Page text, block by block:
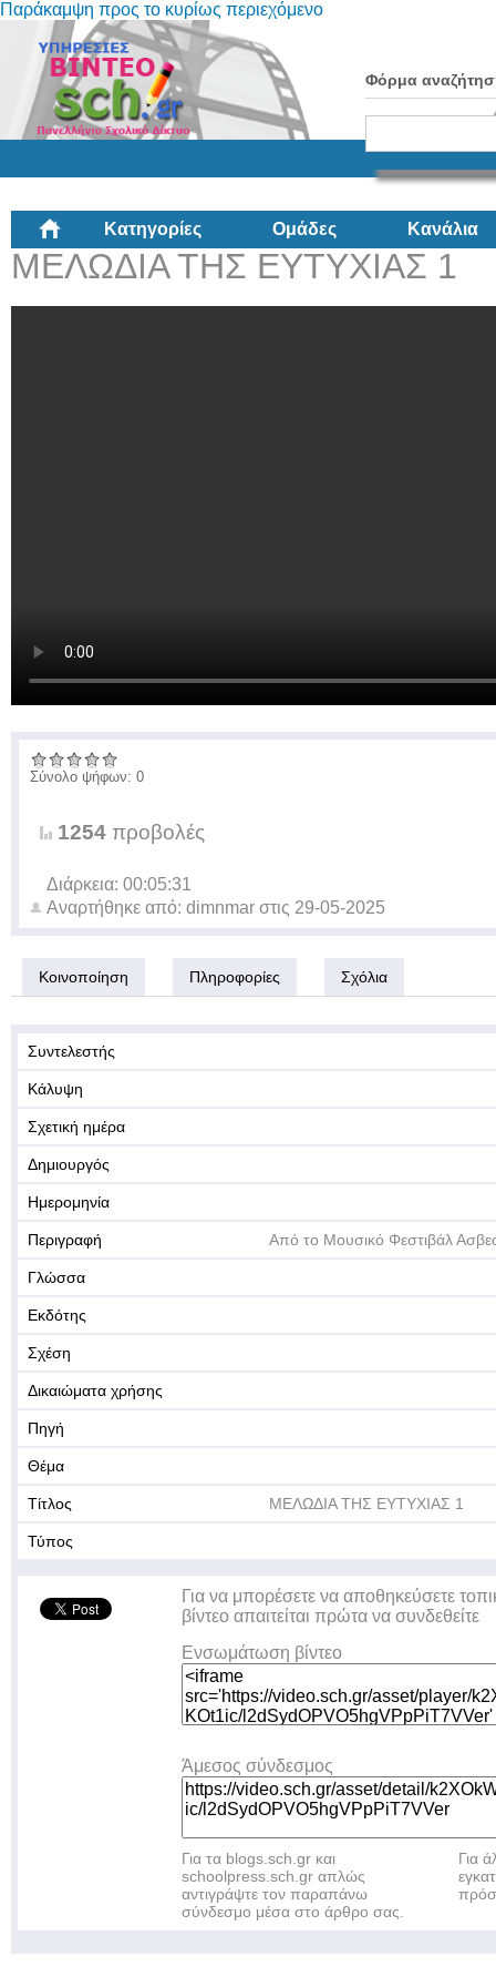
Παράκαμψη προς το κυρίως περιεχόμενο
Φόρμα
Κατηγορίες Ομάδες Κανάλια
ΜΕΛΩΔΙΑ ΤΗΣ ΕΥΤΥΧΙΑΣ 1
Σύνολο ψήφων: 0
1254 προβολές
Διάρκεια: 00:05:31
Αναρτήθηκε από: dimnmar στις 29-05-2025
Κοινοποίηση Πληροφορίες Σχόλια
Συντελεστής
Κάλυψη
Σχετική ημέρα
Δημιουργός
Ημερομηνία
Περιγραφή Από το Μουσικό Φεστιβάλ
Γλώσσα
Εκδότης
Σχέση
Δικαιώματα χρήσης
Πηγή
Θέμα
Τίτλος ΜΕΛΩΔΙΑ ΤΗΣ ΕΥΤΥΧΙΑΣ 1
Τύπος
Για να μπορέσετε να αποθηκεύσετε
βίντεο απαιτείται πρώτα να συνδεθείτε
Ενσωμάτωση βίντεο
Άμεσος σύνδεσμος
Για τα blogs.sch.gr και
schoolpress.sch.gr απλώς
αντιγράψτε τον παραπάνω
σύνδεσμο μέσα στο άρθρο σας.
Για